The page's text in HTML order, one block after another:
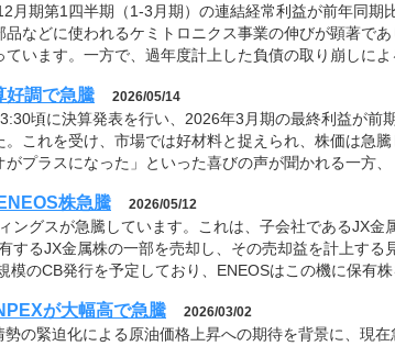
月期第1四半期（1-3月期）の連結経常利益が前年同期
品などに使われるケミトロニクス事業の伸びが顕著で
ています。一方で、過年度計上した負債の取り崩しに
好調で急騰 2026/05/14
頃に決算発表を行い、2026年3月期の最終利益が前
これを受け、市場では好材料と捉えられ、株価は急
がプラスになった」といった喜びの声が聞かれる一方
株急騰 2026/05/12
ングスが急騰しています。これは、子会社であるJX
するJX金属株の一部を売却し、その売却益を計上す
模のCB発行を予定しており、ENEOSはこの機に保有
が大幅高で急騰 2026/03/02
勢の緊迫化による原油価格上昇への期待を背景に、現